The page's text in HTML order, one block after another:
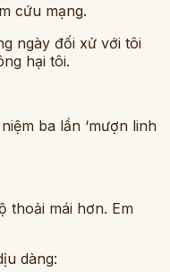
cứu mạng.
ngày đối xử với tôi
hại tôi.
ba lần ‘mượn linh
thoải mái hơn. Em
dàng: